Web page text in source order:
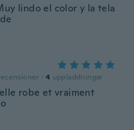
lindo el color y la tela
· 4 uppladdningar
robe et vraiment